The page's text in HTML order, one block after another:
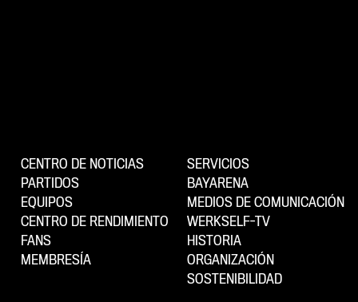
CENTRO DE NOTICIAS
PARTIDOS
EQUIPOS
CENTRO DE RENDIMIENTO
FANS
MEMBRESÍA
SERVICIOS
BAYARENA
MEDIOS DE COMUNICACIÓN
WERKSELF-TV
HISTORIA
ORGANIZACIÓN
SOSTENIBILIDAD